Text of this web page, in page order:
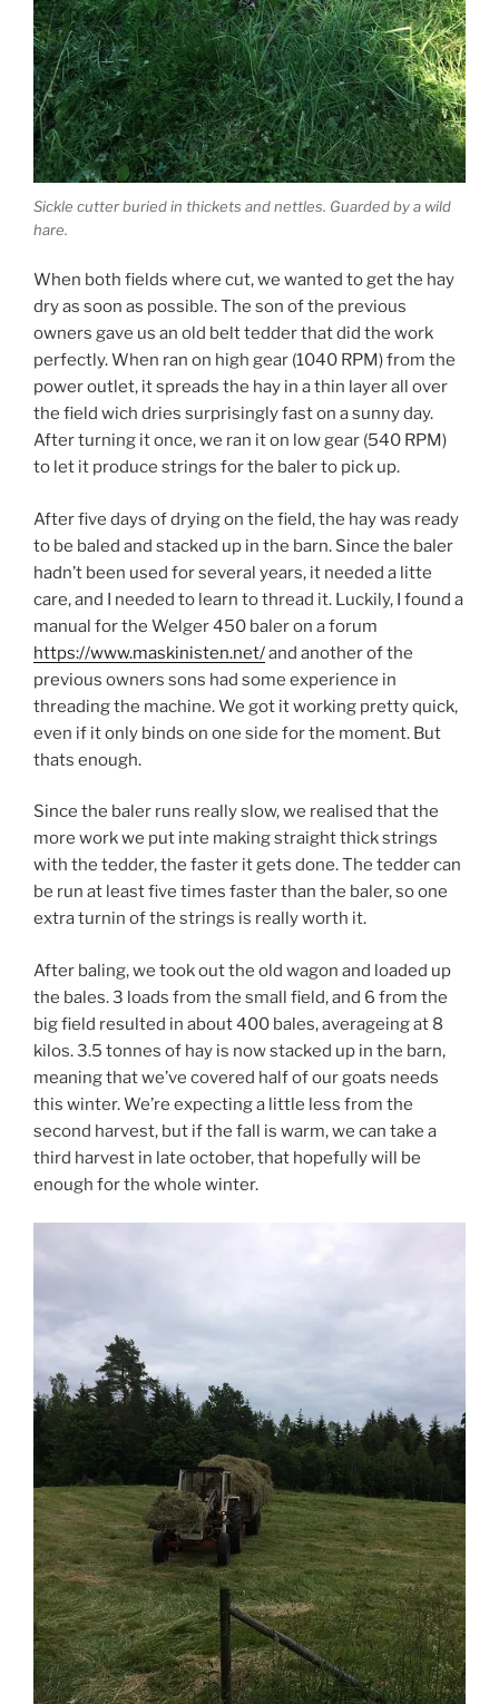
Sickle cutter buried in thickets and nettles. Guarded by a wild
hare.
When both fields where cut, we wanted to get the hay
dry as soon as possible. The son of the previous
owners gave us an old belt tedder that did the work
perfectly. When ran on high gear (1040 RPM) from the
power outlet, it spreads the hay in a thin layer all over
the field wich dries surprisingly fast on a sunny day.
After turning it once, we ran it on low gear (540 RPM)
to let it produce strings for the baler to pick up.
After five days of drying on the field, the hay was ready
to be baled and stacked up in the barn. Since the baler
hadn’t been used for several years, it needed a litte
care, and I needed to learn to thread it. Luckily, I found a
manual for the Welger 450 baler on a forum
https://www.maskinisten.net/and another of the
previous owners sons had some experience in
threading the machine. We got it working pretty quick,
even if it only binds on one side for the moment. But
thats enough.
Since the baler runs really slow, we realised that the
more work we put inte making straight thick strings
with the tedder, the faster it gets done. The tedder can
be run at least five times faster than the baler, so one
extra turnin of the strings is really worth it.
After baling, we took out the old wagon and loaded up
the bales. 3 loads from the small field, and 6 from the
big field resulted in about 400 bales, averageing at 8
kilos. 3.5 tonnes of hay is now stacked up in the barn,
meaning that we’ve covered half of our goats needs
this winter. We’re expecting a little less from the
second harvest, but if the fall is warm, we can take a
third harvest in late october, that hopefully will be
enough for the whole winter.